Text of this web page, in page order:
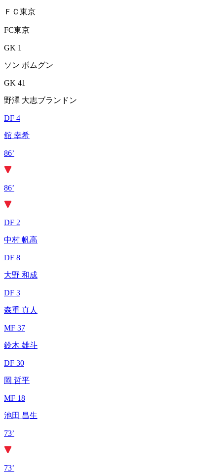
ＦＣ東京
FC東京
GK 1
ソン ボムグン
GK 41
野澤 大志ブランドン
DF 4
舘 幸希
86’
86’
DF 2
中村 帆高
DF 8
大野 和成
DF 3
森重 真人
MF 37
鈴木 雄斗
DF 30
岡 哲平
MF 18
池田 昌生
73’
73’